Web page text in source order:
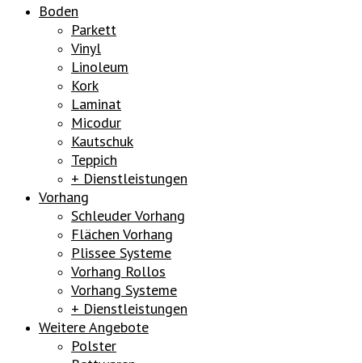
Boden
Parkett
Vinyl
Linoleum
Kork
Laminat
Micodur
Kautschuk
Teppich
+ Dienstleistungen
Vorhang
Schleuder Vorhang
Flächen Vorhang
Plissee Systeme
Vorhang Rollos
Vorhang Systeme
+ Dienstleistungen
Weitere Angebote
Polster